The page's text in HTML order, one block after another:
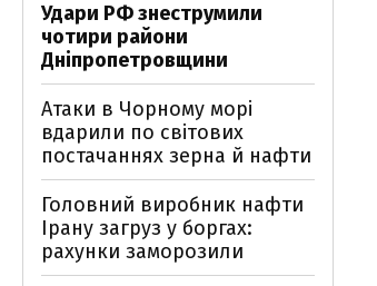
Удари РФ знеструмили
чотири райони
Дніпропетровщини
Атаки в Чорному морі
вдарили по світових
постачаннях зерна й нафти
Головний виробник нафти
Ірану загруз у боргах:
рахунки заморозили